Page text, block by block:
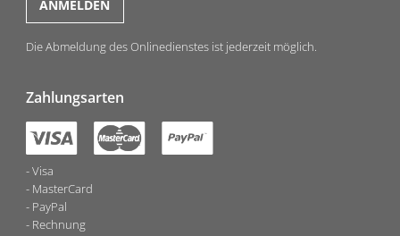
Die Abmeldung des Onlinedienstes ist jederzeit möglich.
Zahlungsarten
Visa
MasterCard
PayPal
Rechnung